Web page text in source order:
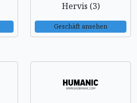
Hervis (3)
Geschäft ansehen